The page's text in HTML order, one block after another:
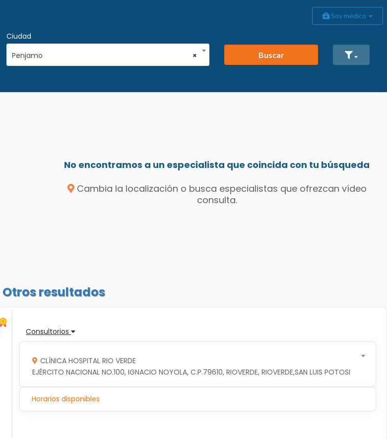
Soy médico
Ciudad
×
Penjamo Buscar
No encontramos a un especialista que coincida con tu búsqueda
Cambia la localización o busca especialistas que ofrezcan vídeo
consulta.
Otros resultados
Consultorios
CLÍNICA HOSPITAL RIO VERDE
EJÉRCITO NACIONAL NO.100, IGNACIO NOYOLA, C.P.79610, RIOVERDE, RIOVERDE,SAN LUIS POTOSI
Horarios disponibles